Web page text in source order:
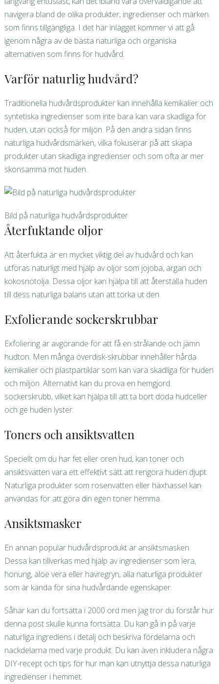
navigera bland de olika produkter, ingredienser och märken
som finns tillgängliga. I det här inlägget kommer vi att gå
igenom några av de bästa naturliga och organiska
alternativen som finns för hudvård.
Varför naturlig hudvård?
Traditionella hudvårdsprodukter kan innehålla kemikalier och
syntetiska ingredienser som inte bara kan vara skadliga för
huden, utan också för miljön. På den andra sidan finns
naturliga hudvårdsmärken, vilka fokuserar på att skapa
produkter utan skadliga ingredienser och som ofta är mer
skonsamma mot huden.
Bild på naturliga hudvårdsprodukter
Återfuktande oljor
Att återfukta är en mycket viktig del av hudvård och kan
utföras naturligt med hjälp av oljor som jojoba, argan och
kokosnötolja. Dessa oljor kan hjälpa till att återställa huden
till dess naturliga balans utan att torka ut den.
Exfolierande sockerskrubbar
Exfoliering är avgörande för att få en strålande och jämn
hudton. Men många överdisk-skrubbar innehåller hårda
kemikalier och plastpartiklar som kan vara skadliga för huden
och miljön. Alternativt kan du prova en hemgjord
sockerskrubb, vilket kan hjälpa till att ta bort döda hudceller
och ge huden lyster.
Toners och ansiktsvatten
Speciellt om du har fet eller oren hud, kan toner och
ansiktsvatten vara ett effektivt sätt att rengöra huden djupt.
Naturliga produkter som rosenvatten eller häxhassel kan
användas för att göra din egen toner hemma.
Ansiktsmasker
En annan populär hudvårdsprodukt är ansiktsmasken.
Dessa kan tillverkas med hjälp av ingredienser som lera,
honung, aloe vera eller havregryn, alla naturliga produkter
som är kända för sina hudvårdande egenskaper.
Såhär kan du fortsätta i 2000 ord men jag tror du förstår hur
denna post skulle kunna fortsätta. Du kan gå in på varje
naturliga ingrediens i detalj och beskriva fördelarna och
nackdelarna med varje produkt. Du kan även inkludera några
DIY-recept och tips för hur man kan utnyttja dessa naturliga
ingredienser i hemmet.